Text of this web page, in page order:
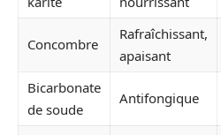
Concombre
Rafraîchissant,
apaisant
Bicarbonate
de soude
Antifongique